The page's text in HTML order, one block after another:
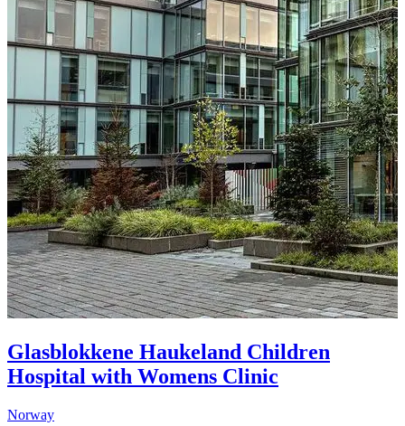
Glasblokkene Haukeland Children
Hospital with Womens Clinic
Norway